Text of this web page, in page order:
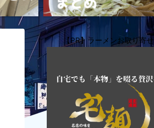
【PR】ラーメンお取り寄せ